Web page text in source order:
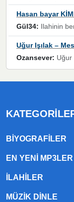
Hasan bayar
Gül34: Ilahinin benim için çok özel bir yeri var İlk çıktığında komşum ne kadar yüksek
Uğur Işılak –
Ozansever: Uğur ışılak hayrani
BIYOGRAFILER
EN YENI MP3LER
ILAHILER
MÜZIK DINLE